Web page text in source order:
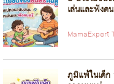
เล่นและฟังด
MamaExpert
ภูมิแพ้ในเด็ก